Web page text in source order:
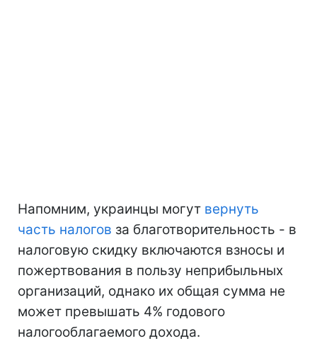
Напомним, украинцы могут вернуть
часть налогов за благотворительность - в
налоговую скидку включаются взносы и
пожертвования в пользу неприбыльных
организаций, однако их общая сумма не
может превышать 4% годового
налогооблагаемого дохода.